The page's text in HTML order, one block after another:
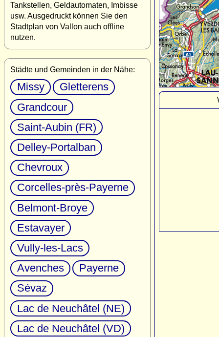
Tankstellen, Geldautomaten, Imbisse
usw. Ausgedruckt können Sie den
Stadtplan von Vallon auch offline
nutzen.
Städte und Gemeinden in der Nähe:
Missy
Gletterens
Grandcour
Saint-Aubin (FR)
Delley-Portalban
Chevroux
Corcelles-près-Payerne
Belmont-Broye
Estavayer
Vully-les-Lacs
Avenches
Payerne
Sévaz
Lac de Neuchâtel (NE)
Lac de Neuchâtel (VD)